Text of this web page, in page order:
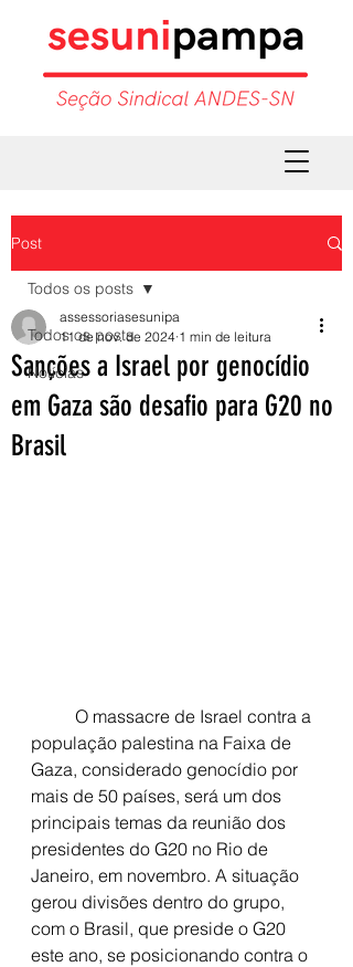
Post
Todos os posts
Notícias
Todos os posts
Sanções a Israel por genocídio
em Gaza são desafio para G20 no
Brasil
assessoriasesunipa
11 de nov. de 2024 1 min de leitura
população palestina na Faixa de
Gaza, considerado genocídio por
mais de 50 países, será um dos
principais temas da reunião dos
presidentes do G20 no Rio de
Janeiro, em novembro. A situação
gerou divisões dentro do grupo,
com o Brasil, que preside o G20
este ano, se posicionando contra o